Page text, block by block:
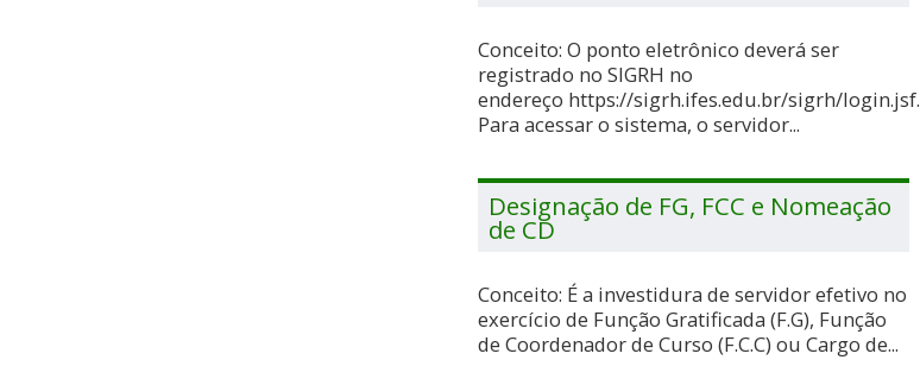
Conceito: O ponto eletrônico deverá ser
registrado no SIGRH no
endereço https://sigrh.ifes.edu.br/sigrh/login.jsf.
Para acessar o sistema, o servidor...
Designação de FG, FCC e Nomeação
de CD
Conceito: É a investidura de servidor efetivo no
exercício de Função Gratificada (F.G), Função
de Coordenador de Curso (F.C.C) ou Cargo de...